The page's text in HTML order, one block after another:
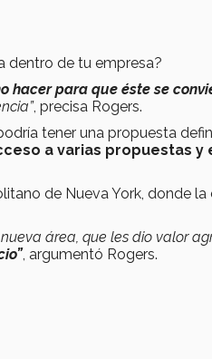
dentro de tu empresa?
hacer para que éste se
, precisa Rogers.
tener una propuesta
a varias propuestas y
de Nueva York, donde
área, que les dio valor
, argumentó Rogers.